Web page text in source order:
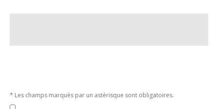
* Les champs marqués par un astérisque sont obligatoires.